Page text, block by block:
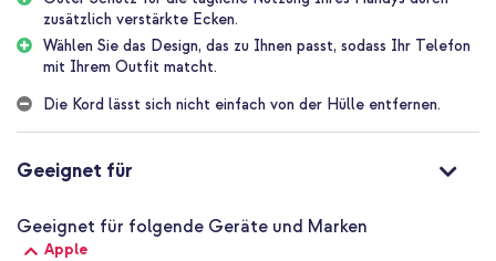
einfach auf die richtige Länge einstellen. Machen Sie es lang,
wenn Sie die Hülle quer über der Brust tragen wollen, und kürzer,
wenn Sie es lieber um den Hals oder das Handgelenk tragen.
Durch die Art und Weise, wie das Band an der Hülle befestigt ist,
entfernen.
Das hochwertige, stoßabsorbierende Material bietet einen
Kunststoff gefertigt und mit stoßabsorbierenden Silikonrändern
versehen. Dank der verstärkten Ecken wird der Aufprall bei einem
zusätzlich verstärkte Ecken.
Wählen Sie das Design, das zu Ihnen passt, sodass Ihr Telefon
mit Ihrem Outfit matcht.
Die Kord lässt sich nicht einfach von der Hülle entfernen.
Geeignet für
Geeignet für folgende Geräte und Marken
Apple